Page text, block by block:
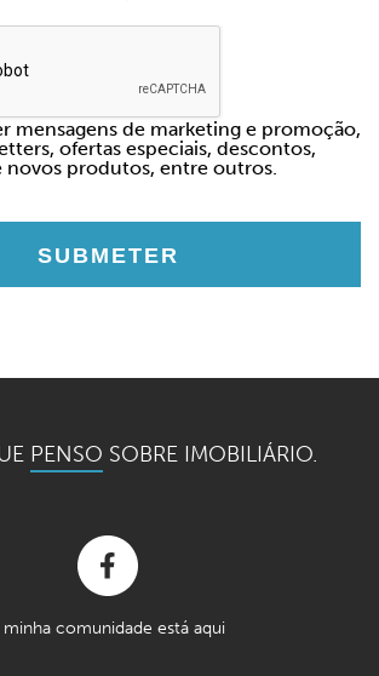
mensagens de marketing e promoção,
ofertas especiais, descontos,
novos produtos, entre outros.
PENSO SOBRE IMOBILIÁRIO.
minha comunidade está aqui